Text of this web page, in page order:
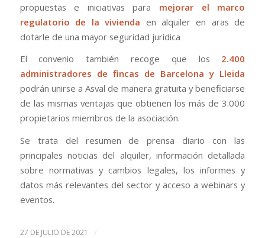
propuestas e iniciativas para mejorar el marco
regulatorio de la vivienda en alquiler en aras de
dotarle de una mayor seguridad jurídica
El convenio también recoge que los 2.400
administradores de fincas de Barcelona y Lleida
podrán unirse a Asval de manera gratuita y beneficiarse
de las mismas ventajas que obtienen los más de 3.000
propietarios miembros de la asociación.
Se trata del resumen de prensa diario con las
principales noticias del alquiler, información detallada
sobre normativas y cambios legales, los informes y
datos más relevantes del sector y acceso a webinars y
eventos.
27 DE JULIO DE 2021 /